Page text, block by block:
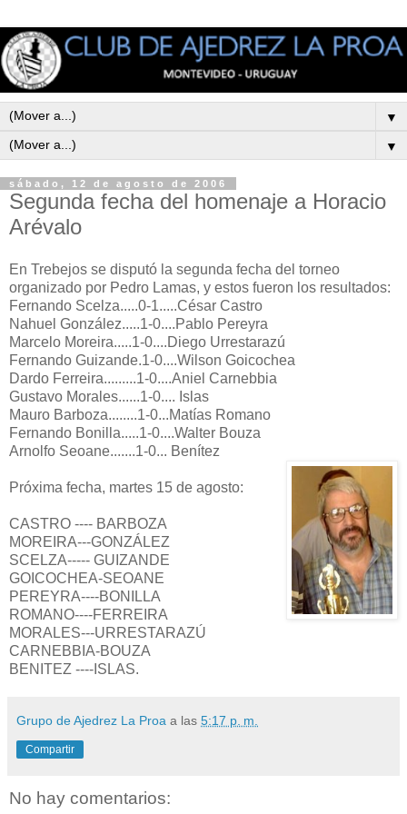
▼
▼
sábado, 12 de agosto de 2006
Segunda fecha del homenaje a Horacio
Arévalo
En Trebejos se disputó la segunda fecha del torneo
organizado por Pedro Lamas, y estos fueron los resultados:
Fernando Scelza.....0-1.....César Castro
Nahuel González.....1-0....Pablo Pereyra
Marcelo Moreira.....1-0....Diego Urrestarazú
Fernando Guizande.1-0....Wilson Goicochea
Dardo Ferreira.........1-0....Aniel Carnebbia
Gustavo Morales......1-0.... Islas
Mauro Barboza........1-0...Matías Romano
Fernando Bonilla.....1-0....Walter Bouza
Arnolfo Seoane.......1-0... Benítez
Próxima fecha, martes 15 de agosto:
CASTRO ---- BARBOZA
MOREIRA---GONZÁLEZ
SCELZA----- GUIZANDE
GOICOCHEA-SEOANE
PEREYRA----BONILLA
ROMANO----FERREIRA
MORALES---URRESTARAZÚ
CARNEBBIA-BOUZA
BENITEZ ----ISLAS.
Grupo de Ajedrez La Proa a las 5:17 p. m.
Compartir
No hay comentarios: